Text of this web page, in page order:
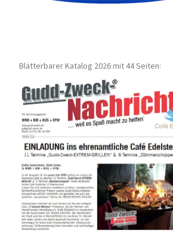
Blätterbarer Katalog 2026 mit 44 Seiten: